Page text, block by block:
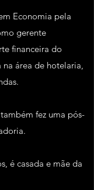
Economia pela
gerente
financeira do
área de hotelaria,
fez uma pós-
é casada e mãe da